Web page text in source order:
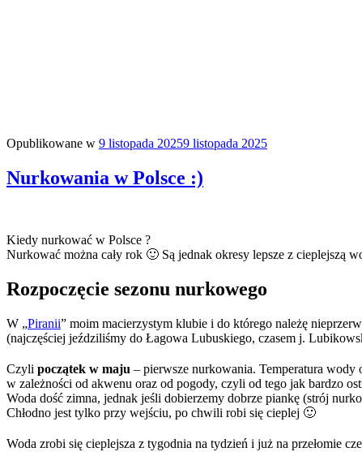
Opublikowane w 9 listopada 20259 listopada 2025
Nurkowania w Polsce :)
Kiedy nurkować w Polsce ?
Nurkować można cały rok 🙂 Są jednak okresy lepsze z cieplejszą
Rozpoczęcie sezonu nurkowego
W „Piranii” moim macierzystym klubie i do którego należę
(najczęściej jeździliśmy do Łagowa Lubuskiego, czasem j.
Czyli początek w maju – pierwsze nurkowania. Temperatura wody
w zależności od akwenu oraz od pogody, czyli od tego jak bardzo
Woda dość zimna, jednak jeśli dobierzemy dobrze piankę (strój
Chłodno jest tylko przy wejściu, po chwili robi się cieplej 🙂
Woda zrobi się cieplejsza z tygodnia na tydzień i już na przełomie